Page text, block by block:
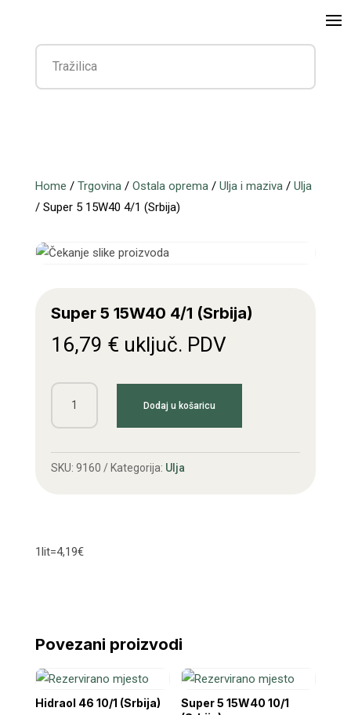
Home / Trgovina/ Ostala oprema/ Ulja i maziva/ Ulja
/ Super 5 15W40 4/1 (Srbija)
Super 5 15W40 4/1 (Srbija)
16,79 € uključ. PDV
Super
4/1
(Srbija)
Dodaj u košaricu
SKU: 9160 Kategorija: Ulja
1lit=4,19€
Povezani proizvodi
Hidraol 46 10/1 (Srbija)
Super 5 15W40 10/1